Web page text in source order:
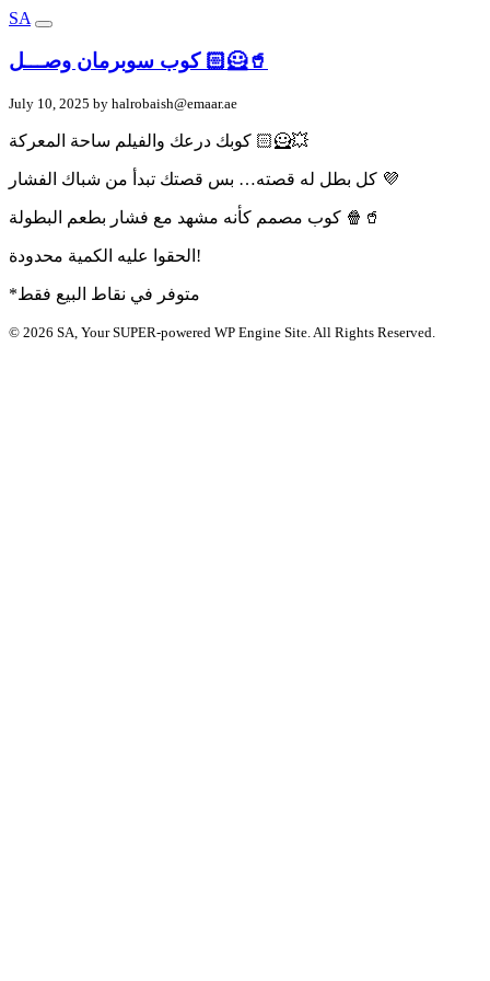
SA
كوب سوبرمان وصـــل 🦸🏻🥤
July 10, 2025 by halrobaish@emaar.ae
كوبك درعك والفيلم ساحة المعركة 🦸🏻💥
كل بطل له قصته… بس قصتك تبدأ من شباك الفشار 💜
كوب مصمم كأنه مشهد مع فشار بطعم البطولة 🍿🥤
الحقوا عليه الكمية محدودة!
*متوفر في نقاط البيع فقط
© 2026 SA, Your SUPER-powered WP Engine Site. All Rights Reserved.